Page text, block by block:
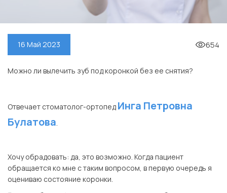
16 Май 2023 654
Можно ли вылечить зуб под коронкой без ее снятия?
Отвечает стоматолог-ортопед Инга Петровна
Булатова.
Хочу обрадовать: да, это возможно. Когда пациент
обращается ко мне с таким вопросом, в первую очередь я
оцениваю состояние коронки.